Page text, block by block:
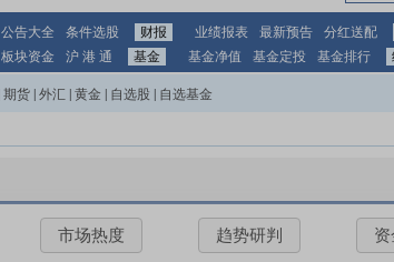
公告大全 条件选股 财报 业绩报表 最新预告 分红送配
板块资金 沪 港 通 基金 基金净值 基金定投 基金排行
期货 外汇 黄金 自选股 自选基金
市场热度 趋势研判